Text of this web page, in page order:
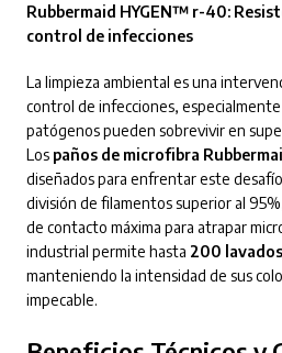
Rubbermaid HYGEN™ r-40:
control de infecciones
La limpieza ambiental es una
control de infecciones,
patógenos pueden sobrevivir en
Los paños de microfibra
diseñados para enfrentar este
división de filamentos superior al
de contacto máxima para atrapar
industrial permite hasta 200
manteniendo la intensidad de sus
impecable.